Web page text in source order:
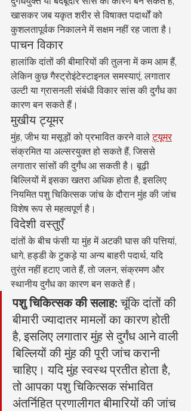
खासकर जब यकृत शरीर से विषाक्त पदार्थों को
कुशलतापूर्वक निकालने में सक्षम नहीं रह जाता है।
पाचन विकार
हालांकि दांतों की बीमारियों की तुलना में कम आम हैं,
लेकिन कुछ गैस्ट्रोइंटेस्टाइनल समस्याएं, लगातार
उल्टी या ग्रासनली संबंधी विकार सांस की दुर्गंध का
कारण बन सकते हैं।
मुखीय ट्यूमर
मुंह, जीभ या मसूड़ों को प्रभावित करने वाले ट्यूमर
संक्रमित या अल्सरयुक्त हो सकते हैं, जिससे
लगातार सांसों की दुर्गंध आ सकती है। बूढ़ी
बिल्लियों में इसका खतरा अधिक होता है, इसलिए
नियमित पशु चिकित्सक जांच के दौरान मुंह की जांच
विशेष रूप से महत्वपूर्ण है।
विदेशी वस्तुएँ
दांतों के बीच फंसी या मुंह में अटकी घास की पत्तियां,
धागे, हड्डी के टुकड़े या अन्य बाहरी पदार्थ, यदि
तुरंत नहीं हटाए जाते हैं, तो जलन, संक्रमण और
स्थानीय दुर्गंध का कारण बन सकते हैं।
पशु चिकित्सक की सलाह: चूंकि दांतों की
बीमारी ज्यादातर मामलों का कारण होती
है, इसलिए लगातार मुंह से दुर्गंध आने वाली
बिल्लियों की मुंह की पूरी जांच करानी
चाहिए। यदि मुंह स्वस्थ प्रतीत होता है,
तो आपका पशु चिकित्सक संभावित
अंतर्निहित प्रणालीगत बीमारियों की जांच